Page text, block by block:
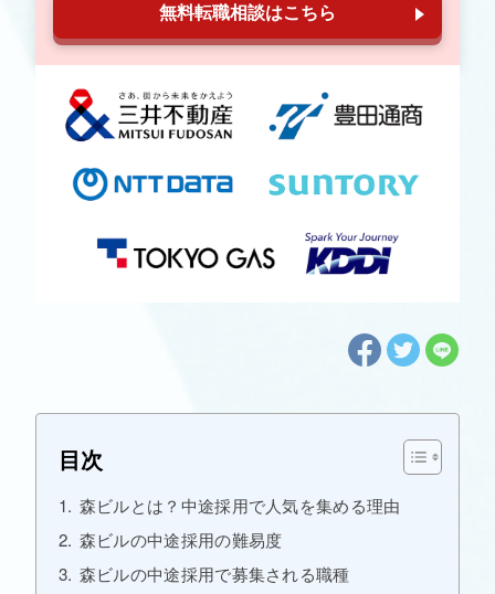
無料転職相談はこちら
目次
森ビルとは？中途採用で人気を集める理由
森ビルの中途採用の難易度
森ビルの中途採用で募集される職種